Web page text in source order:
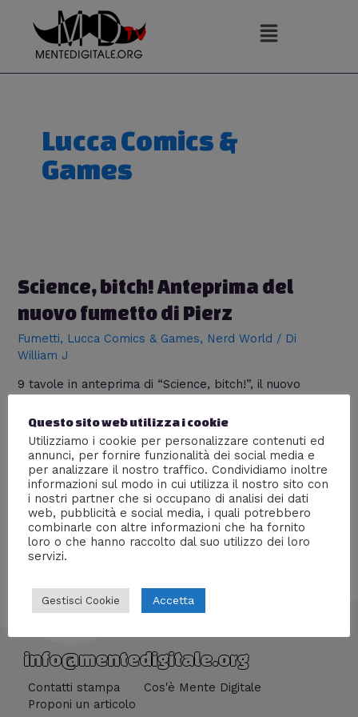
contenuto
Lucca Comics &
Games
Science, bitch! Anteprima del
nuovo fumetto di Pierz
Fumetti, Lucca Comics & Games, Nerd World / Di
William J
9 tavole in anteprima di “Science, bitch!”, il nuovo
Comics & Games 2016. Comunicato stampa, recensione
e galleria con le tavole che mi ha mandato per voi
lettori di Mente Digitale. Il creazionismo visto con gli
occhi di un ateo, di un lettore di fumetti, di un amante
dei robottoni.
info@mentedigitale.org
Contatti stampa
Cos'è Mente Digitale
Proponi un articolo
Questo sito web utilizza i cookie
Utilizziamo i cookie per personalizzare contenuti ed
annunci, per fornire funzionalità dei social media e
per analizzare il nostro traffico. Condividiamo inoltre
informazioni sul modo in cui utilizza il nostro sito con
i nostri partner che si occupano di analisi dei dati
web, pubblicità e social media, i quali potrebbero
combinarle con altre informazioni che ha fornito
loro o che hanno raccolto dal suo utilizzo dei loro
servizi.
Gestisci Cookie Accetta